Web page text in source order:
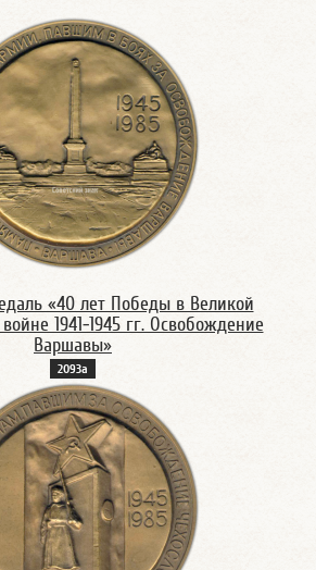
«40 лет Победы в Великой
1941-1945 гг. Освобождение
Варшавы»
2093а